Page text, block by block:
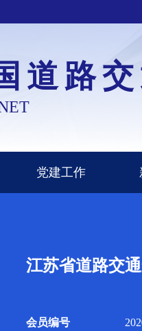
道路
党建工作
江苏省道路交
会员编号